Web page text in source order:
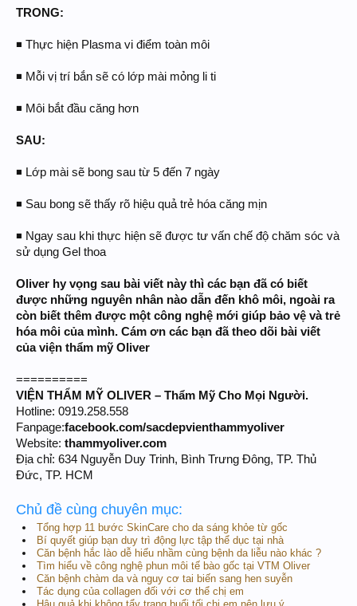
TRONG:
◾ Thực hiện Plasma vi điểm toàn môi
◾ Mỗi vị trí bắn sẽ có lớp mài mỏng li ti
◾ Môi bắt đầu căng hơn
SAU:
◾ Lớp mài sẽ bong sau từ 5 đến 7 ngày
◾ Sau bong sẽ thấy rõ hiệu quả trẻ hóa căng mịn
◾ Ngay sau khi thực hiện sẽ được tư vấn chế độ chăm sóc và
sử dụng Gel thoa
Oliver hy vọng sau bài viết này thì các bạn đã có biết
được những nguyên nhân nào dẫn đến khô môi, ngoài ra
còn biết thêm được một công nghệ mới giúp bảo vệ và trẻ
hóa môi của mình. Cám ơn các bạn đã theo dõi bài viết
của viện thẩm mỹ Oliver
==========
VIỆN THẨM MỸ OLIVER – Thẩm Mỹ Cho Mọi Người.
Hotline: 0919.258.558
Fanpage:facebook.com/sacdepvienthammyoliver
Website: thammyoliver.com
Địa chỉ: 634 Nguyễn Duy Trinh, Bình Trưng Đông, TP. Thủ
Đức, TP. HCM
Chủ đề cùng chuyên mục:
Tổng hợp 11 bước SkinCare cho da sáng khỏe từ gốc
Bí quyết giúp bạn duy trì động lực tập thể dục tại nhà
Căn bệnh hắc lào dễ hiểu nhầm cùng bệnh da liễu nào khác ?
Tìm hiểu về công nghệ phun môi tế bào gốc tại VTM Oliver
Căn bệnh chàm da và nguy cơ tai biến sang hen suyễn
Tác dụng của collagen đối với cơ thể chị em